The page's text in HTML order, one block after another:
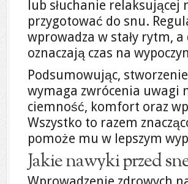
lub słuchanie
przygotować do snu.
wprowadza w stały rytm,
oznaczają czas na
Podsumowując,
wymaga zwrócenia uwagi
ciemność, komfort oraz
Wszystko to razem
pomoże mu w lepszym
Jakie nawyki przed